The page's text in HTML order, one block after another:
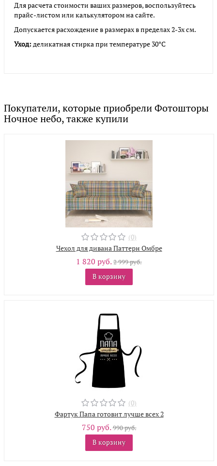
Для расчета стоимости ваших размеров, воспользуйтесь
прайс-листом или калькулятором на сайте.
Допускается расхождение в размерах в пределах 2-3х см.
Уход: деликатная стирка при температуре 30°С
Покупатели, которые приобрели Фотошторы
Ночное небо, также купили
(0)
Чехол для дивана Паттерн Омбре
1 820 руб.2 999 руб.
В корзину
(0)
Фартук Папа готовит лучше всех 2
750 руб.990 руб.
В корзину